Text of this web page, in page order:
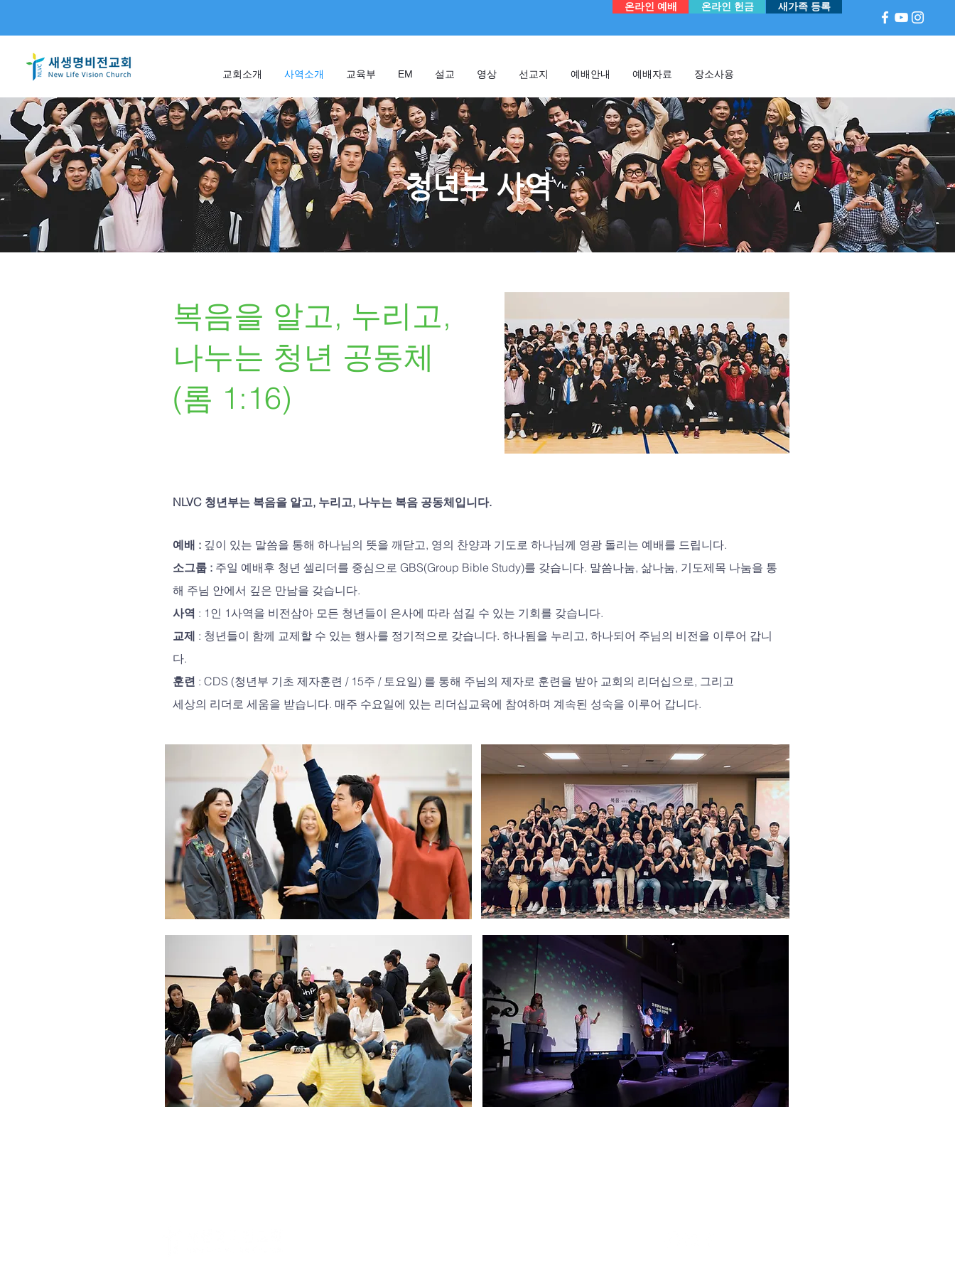
교회소개 사역소개 교육부 EM 설교 영상 선교지 예배안내 예배자료 장소사용
온라인 헌금 새가족 등록
온라인 예배
청년부 사역
복음을 알고, 누리고,
나누는 청년 공동체
(롬 1:16)
NLVC 청년부는 복음을 알고, 누리고, 나누는 복음 공동체입니다.
예배 : 깊이 있는 말씀을 통해 하나님의 뜻을 깨닫고, 영의 찬양과 기도로 하나님께 영광 돌리는 예배를 드립니다.
소그룹 : 주일 예배후 청년 셀리더를 중심으로 GBS(Group Bible Study)를 갖습니다. 말씀나눔, 삶나눔, 기도제목 나눔을 통
해 주님 안에서 깊은 만남을 갖습니다.
사역 : 1인 1사역을 비전삼아 모든 청년들이 은사에 따라 섬길 수 있는 기회를 갖습니다.
교제 : 청년들이 함께 교제할 수 있는 행사를 정기적으로 갖습니다. 하나됨을 누리고, 하나되어 주님의 비전을 이루어 갑니
다.
훈련 : CDS (청년부 기초 제자훈련 / 15주 / 토요일) 를 통해 주님의 제자로 훈련을 받아 교회의 리더십으로, 그리고
세상의 리더로 세움을 받습니다. 매주 수요일에 있는 리더십교육에 참여하며 계속된 성숙을 이루어 갑니다.